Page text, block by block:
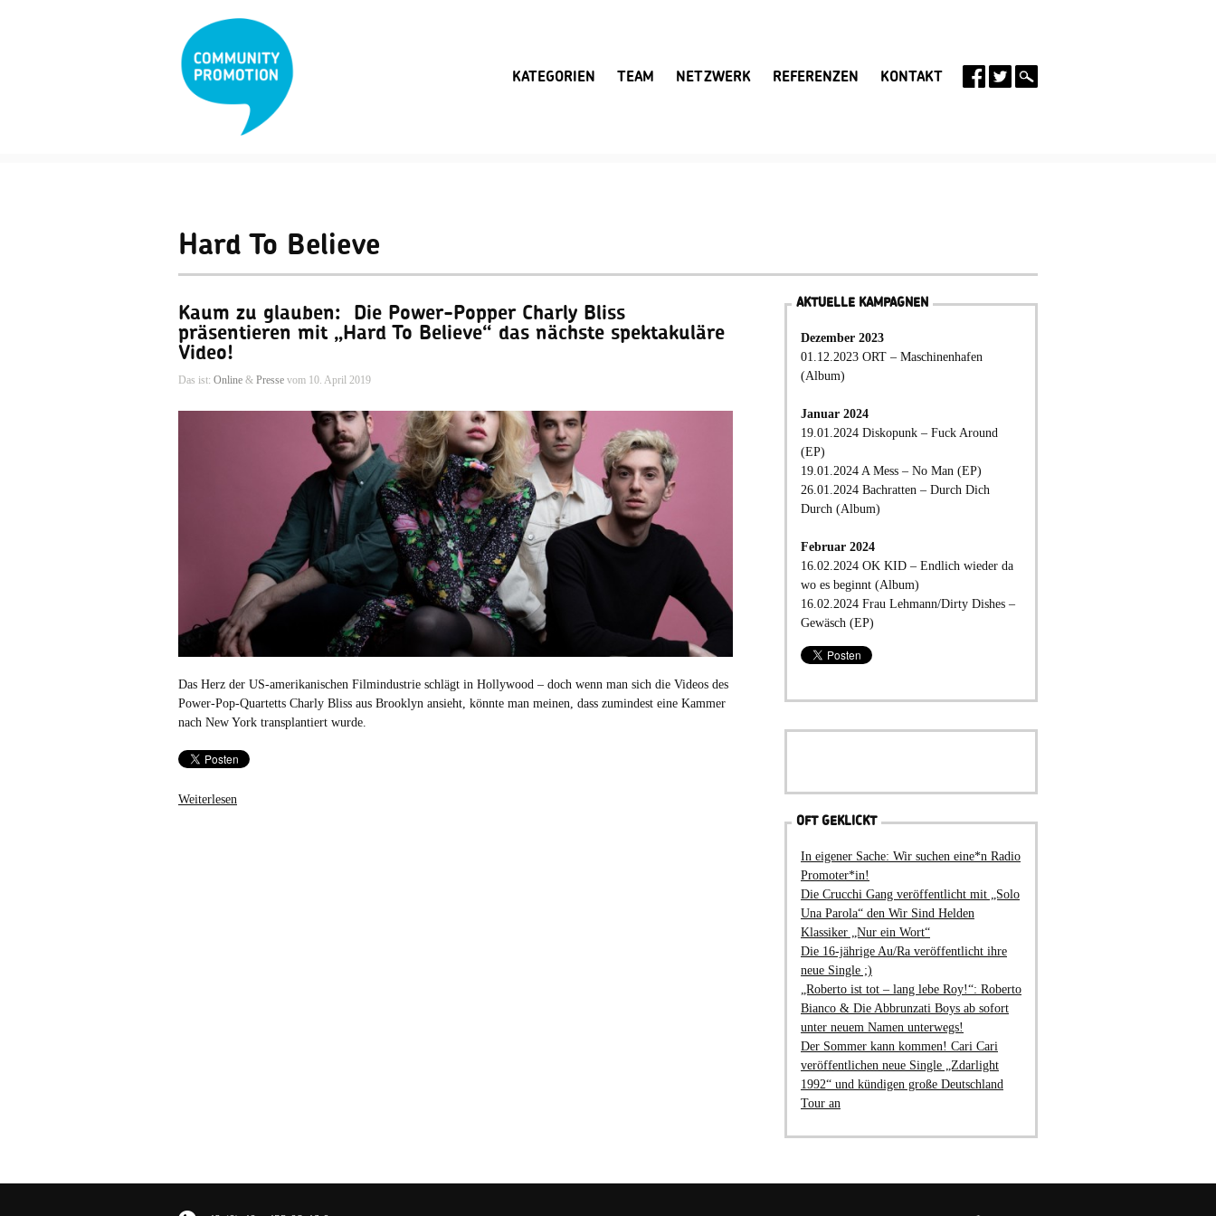
KATEGORIEN TEAM NETZWERK REFERENZEN KONTAKT
Hard To Believe
Kaum zu glauben: Die Power-Popper Charly Bliss
präsentieren mit „Hard To Believe“ das nächste spektakuläre
Video!
Das ist: Online & Presse vom 10. April 2019
Das Herz der US-amerikanischen Filmindustrie schlägt in Hollywood – doch wenn man sich die Videos des
Power-Pop-Quartetts Charly Bliss aus Brooklyn ansieht, könnte man meinen, dass zumindest eine Kammer
nach New York transplantiert wurde.
Weiterlesen
AKTUELLE KAMPAGNEN
Dezember 2023
01.12.2023 ORT – Maschinenhafen
(Album)
Januar 2024
19.01.2024 Diskopunk – Fuck Around
(EP)
19.01.2024 A Mess – No Man (EP)
26.01.2024 Bachratten – Durch Dich
Durch (Album)
Februar 2024
16.02.2024 OK KID – Endlich wieder da
wo es beginnt (Album)
16.02.2024 Frau Lehmann/Dirty Dishes –
Gewäsch (EP)
OFT GEKLICKT
In eigener Sache: Wir suchen eine*n Radio
Promoter*in!
Die Crucchi Gang veröffentlicht mit „Solo
Una Parola“ den Wir Sind Helden
Klassiker „Nur ein Wort“
Die 16-jährige Au/Ra veröffentlicht ihre
neue Single ;)
„Roberto ist tot – lang lebe Roy!“: Roberto
Bianco & Die Abbrunzati Boys ab sofort
unter neuem Namen unterwegs!
Der Sommer kann kommen! Cari Cari
veröffentlichen neue Single „Zdarlight
1992“ und kündigen große Deutschland
Tour an